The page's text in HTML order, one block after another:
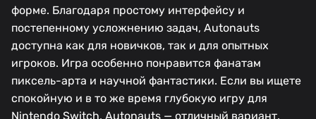
форме. Благодаря простому интерфейсу и
постепенному усложнению задач, Autonauts
доступна как для новичков, так и для опытных
игроков. Игра особенно понравится фанатам
пиксель-арта и научной фантастики. Если вы ищете
спокойную и в то же время глубокую игру для
Nintendo Switch, Autonauts — отличный вариант.